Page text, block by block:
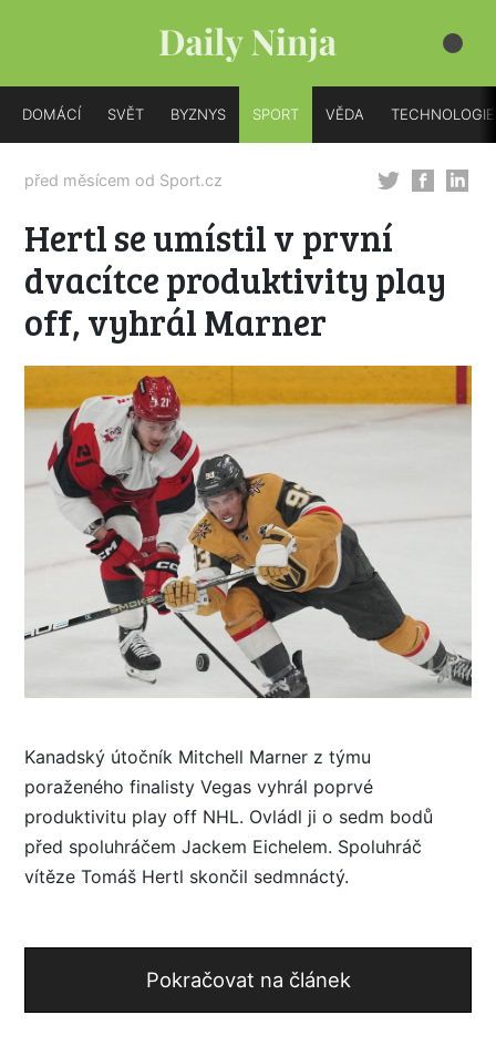
DOMÁCÍ SVĚT BYZNYS SPORT VĚDA TECHNOLOGIE
před měsícem od Sport.cz
Hertl se umístil v první
dvacítce produktivity play
off, vyhrál Marner
Kanadský útočník Mitchell Marner z týmu
poraženého finalisty Vegas vyhrál poprvé
produktivitu play off NHL. Ovládl ji o sedm bodů
před spoluhráčem Jackem Eichelem. Spoluhráč
vítěze Tomáš Hertl skončil sedmnáctý.
Pokračovat na článek